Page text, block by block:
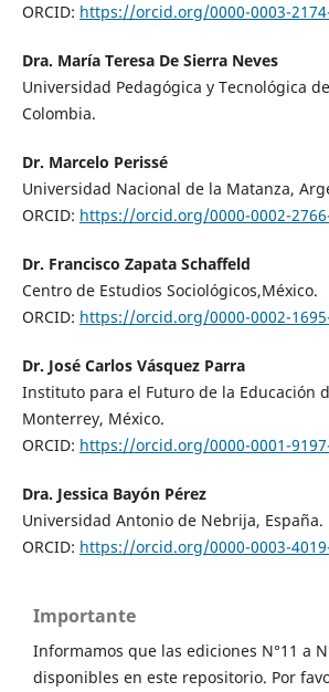
ORCID: https://orcid.org/0000-0003-
Dra. María Teresa De Sierra Neves
Universidad Pedagógica y Tecnológica
Colombia.
Dr. Marcelo Perissé
Universidad Nacional de la Matanza,
ORCID: https://orcid.org/0000-0002-
Dr. Francisco Zapata Schaffeld
Centro de Estudios Sociológicos,México.
ORCID: https://orcid.org/0000-0002-
Dr. José Carlos Vásquez Parra
Instituto para el Futuro de la Educación
Monterrey, México.
ORCID: https://orcid.org/0000-0001-
Dra. Jessica Bayón Pérez
Universidad Antonio de Nebrija, España.
ORCID: https://orcid.org/0000-0003-
Importante
Informamos que las ediciones N°11 a
disponibles en este repositorio. Por